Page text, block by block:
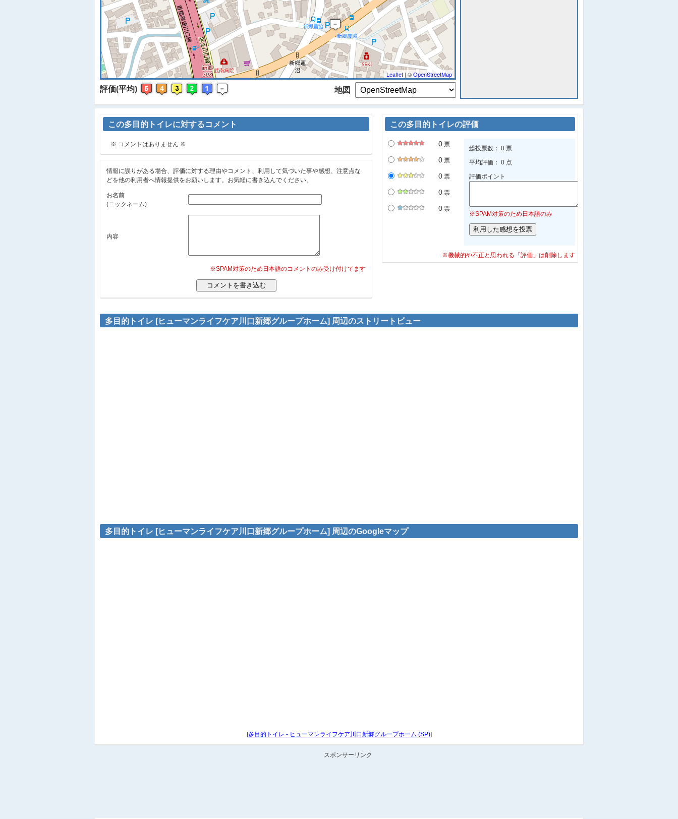
Leaflet | ©OpenStreetMap
評価(平均) 地図
この多目的トイレの評価
0 票
0 票
0 票
0 票
0 票
総投票数： 0 票
平均評価： 0 点
評価ポイント
※SPAM対策のため日本語のみ
※機械的や不正と思われる「評価」は削除します
この多目的トイレに対するコメント
※ コメントはありません ※
情報に誤りがある場合、評価に対する理由やコメント、利用して気づいた事や感想、注意点な
どを他の利用者へ情報提供をお願いします。お気軽に書き込んでください。
お名前
(ニックネーム)
内容
※SPAM対策のため日本語のコメントのみ受け付けてます
多目的トイレ [ヒューマンライフケア川口新郷グループホーム] 周辺のストリートビュー
多目的トイレ [ヒューマンライフケア川口新郷グループホーム] 周辺のGoogleマップ
[多目的トイレ - ヒューマンライフケア川口新郷グループホーム (SP)]
スポンサーリンク